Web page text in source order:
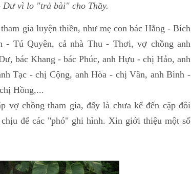
Dư vì lo "trả bài" cho Thầy.
gia luyện thiền, như mẹ con bác Hằng - Bích
Tú Quyên, cả nhà Thu - Thơi, vợ chồng anh
bác Khang - bác Phúc, anh Hựu - chị Hảo, anh
Tạc - chị Cộng, anh Hòa - chị Vân, anh Bình -
Hồng,...
vợ chồng tham gia, đấy là chưa kể đến cặp đôi
để các "phó" ghi hình. Xin giới thiệu một số